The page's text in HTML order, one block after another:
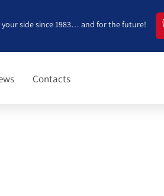
your side since 1983… and for the future!
Contacts